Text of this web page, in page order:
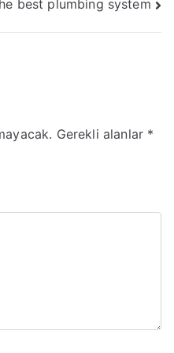
best plumbing system
Gerekli alanlar *